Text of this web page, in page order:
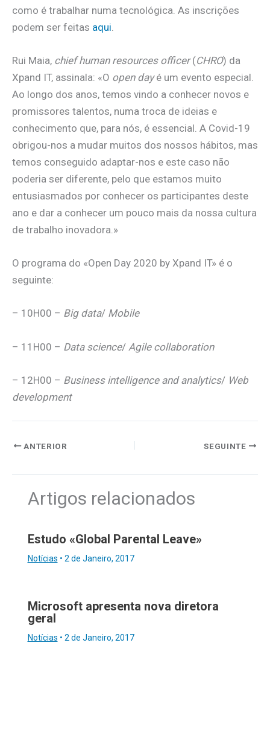
como é trabalhar numa tecnológica. As inscrições
podem ser feitas aqui
Rui Maia, chief human resources officer(CHRO) da
Xpand IT, assinala: «O open dayé um evento especial.
Ao longo dos anos, temos vindo a conhecer novos e
promissores talentos, numa troca de ideias e
conhecimento que, para nós, é essencial. A Covid-19
obrigou-nos a mudar muitos dos nossos hábitos, mas
temos conseguido adaptar-nos e este caso não
poderia ser diferente, pelo que estamos muito
entusiasmados por conhecer os participantes deste
ano e dar a conhecer um pouco mais da nossa cultura
de trabalho inovadora.»
O programa do «Open Day 2020 by Xpand IT» é o
seguinte:
– 10H00 – Big data/ Mobile
– 11H00 – Data science/ Agile collaboration
– 12H00 – Business intelligence and analytics/ Web
development
ANTERIOR SEGUINTE
Artigos relacionados
Estudo «Global Parental Leave»
Notícias • 2 de Janeiro, 2017
Microsoft apresenta nova diretora
geral
Notícias • 2 de Janeiro, 2017